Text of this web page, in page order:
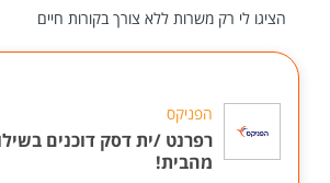
הציגו לי רק משרות ללא צורך בקורות חיים
הפניקס
רפרנט /ית דסק דוכנים
מהבית!